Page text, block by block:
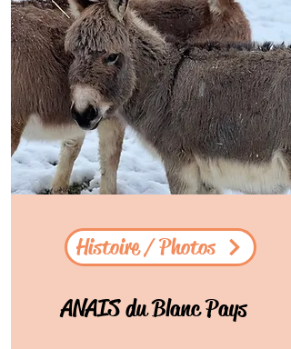
Histoire / Photos
ANAIS du Blanc Pays